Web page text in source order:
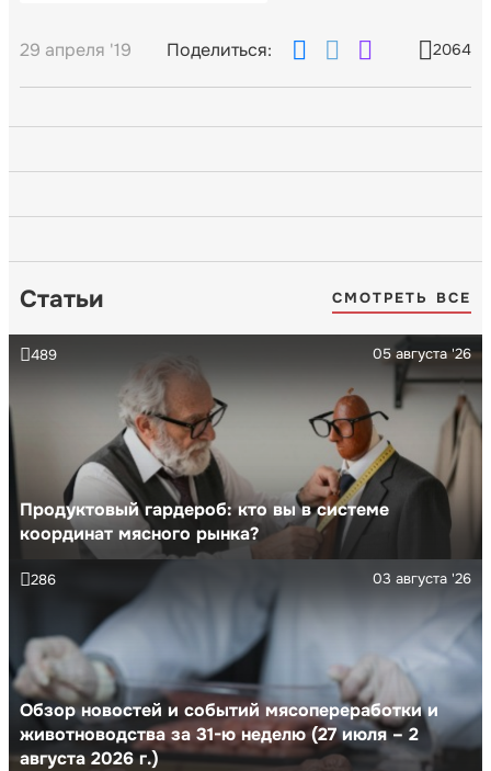
29 апреля '19 Поделиться: 2064
Статьи СМОТРЕТЬ ВСЕ
Продуктовый гардероб: кто вы в системе
координат мясного рынка?
05 августа '26
489
Обзор новостей и событий мясопереработки и
животноводства за 31-ю неделю (27 июля – 2
августа 2026 г.)
03 августа '26
286